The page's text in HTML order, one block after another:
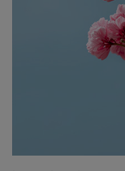
Lapacho - le
Le lapacho, connu
plus qu'une
trésor de la
depuis longtemps
américaine.